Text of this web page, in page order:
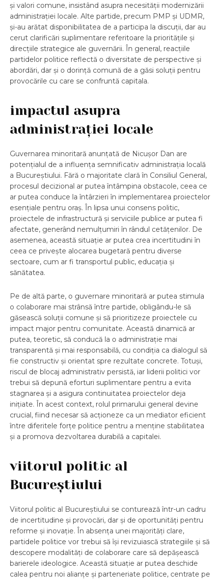
și valori comune, insistând asupra necesității modernizării
administrației locale. Alte partide, precum PMP și UDMR,
și-au arătat disponibilitatea de a participa la discuții, dar au
cerut clarificări suplimentare referitoare la prioritățile și
direcțiile strategice ale guvernării. În general, reacțiile
partidelor politice reflectă o diversitate de perspective și
abordări, dar și o dorință comună de a găsi soluții pentru
provocările cu care se confruntă capitala.
impactul asupra
administrației locale
Guvernarea minoritară anunțată de Nicușor Dan are
potențialul de a influența semnificativ administrația locală
a Bucureștiului. Fără o majoritate clară în Consiliul General,
procesul decizional ar putea întâmpina obstacole, ceea ce
ar putea conduce la întârzieri în implementarea proiectelor
esențiale pentru oraș. În lipsa unui consens politic,
proiectele de infrastructură și serviciile publice ar putea fi
afectate, generând nemulțumiri în rândul cetățenilor. De
asemenea, această situație ar putea crea incertitudini în
ceea ce privește alocarea bugetară pentru diverse
sectoare, cum ar fi transportul public, educația și
sănătatea.
Pe de altă parte, o guvernare minoritară ar putea stimula
o colaborare mai strânsă între partide, obligându-le să
găsească soluții comune și să prioritizeze proiectele cu
impact major pentru comunitate. Această dinamică ar
putea, teoretic, să conducă la o administrație mai
transparentă și mai responsabilă, cu condiția ca dialogul să
fie constructiv și orientat spre rezultate concrete. Totuși,
riscul de blocaj administrativ persistă, iar liderii politici vor
trebui să depună eforturi suplimentare pentru a evita
stagnarea și a asigura continuitatea proiectelor deja
inițiate. În acest context, rolul primarului general devine
crucial, fiind necesar să acționeze ca un mediator eficient
între diferitele forțe politice pentru a menține stabilitatea
și a promova dezvoltarea durabilă a capitalei.
viitorul politic al
Bucureștiului
Viitorul politic al Bucureștiului se conturează într-un cadru
de incertitudine și provocări, dar și de oportunități pentru
reforme și inovație. În absența unei majorități clare,
partidele politice vor trebui să își revizuiască strategiile și să
descopere modalități de colaborare care să depășească
barierele ideologice. Această situație ar putea deschide
calea pentru noi alianțe și parteneriate politice, centrate pe